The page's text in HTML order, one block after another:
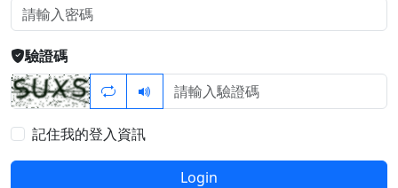
驗證碼
記住我的登入資訊
Login